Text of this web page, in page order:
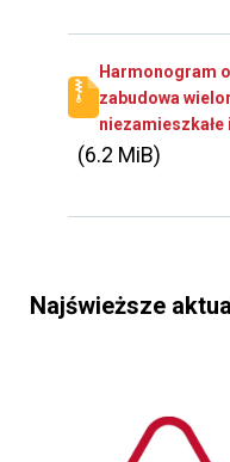
Harmonogram
zabudowa
(6.2 MiB)
Najświeższe